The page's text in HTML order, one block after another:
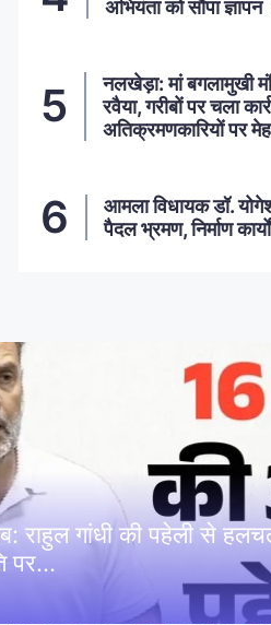
अभियंता को सौंपा ज्ञापन
नलखेड़ा: मां बगलामुखी
रवैया, गरीबों पर चला
अतिक्रमणकारियों पर
आमला विधायक डॉ.
पैदल भ्रमण, निर्माण
राहुल गांधी की पहेली से
पर…